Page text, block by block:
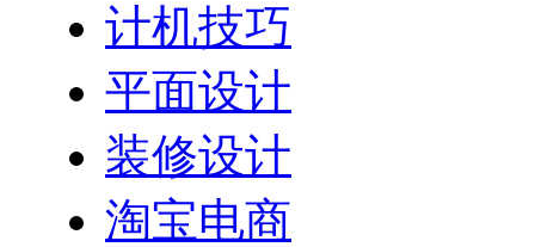
计机技巧
平面设计
装修设计
淘宝电商